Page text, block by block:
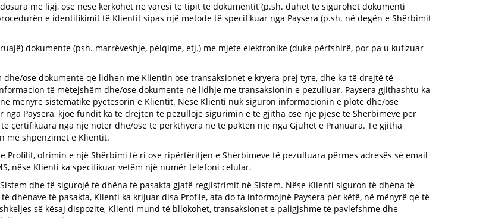
me ligj, ose nëse kërkohet në varësi të tipit të dokumentit (p.sh. duhet të sigurohet dokumenti
e identifikimit të Klientit sipas një metode të specifikuar nga Paysera (p.sh. në degën e Shërbimit
dokumente (psh. marrëveshje, pëlqime, etj.) me mjete elektronike (duke përfshirë, por pa u kufizuar
ose dokumente që lidhen me Klientin ose transaksionet e kryera prej tyre, dhe ka të drejtë të
të mëtejshëm dhe/ose dokumente në lidhje me transaksionin e pezulluar. Paysera gjithashtu ka
mënyrë sistematike pyetësorin e Klientit. Nëse Klienti nuk siguron informacionin e plotë dhe/ose
Paysera, kjoe fundit ka të drejtën të pezullojë sigurimin e të gjitha ose një pjese të Shërbimeve për
çertifikuara nga një noter dhe/ose të përkthyera në të paktën një nga Gjuhët e Pranuara. Të gjitha
me shpenzimet e Klientit.
ofrimin e një Shërbimi të ri ose ripërtëritjen e Shërbimeve të pezulluara përmes adresës së email
nëse Klienti ka specifikuar vetëm një numër telefoni celular.
dhe të sigurojë të dhëna të pasakta gjatë regjistrimit në Sistem. Nëse Klienti siguron të dhëna të
dhënave të pasakta, Klienti ka krijuar disa Profile, ata do ta informojnë Paysera për këtë, në mënyrë që të
së kësaj dispozite, Klienti mund të bllokohet, transaksionet e paligjshme të pavlefshme dhe